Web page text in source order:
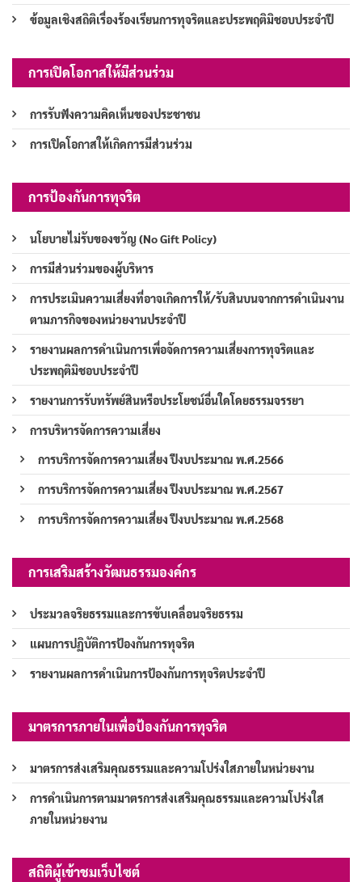
ข้อมูลเชิงสถิติเรื่องร้องเรียนการทุจริตและประพฤติมิชอบประจำปี
การเปิดโอกาสให้มีส่วนร่วม
การรับฟังความคิดเห็นของประชาชน
การเปิดโอกาสให้เกิดการมีส่วนร่วม
การป้องกันการทุจริต
นโยบายไม่รับของขวัญ (No Gift Policy)
การมีส่วนร่วมของผู้บริหาร
การประเมินความเสี่ยงที่อาจเกิดการให้/รับสินบนจากการดำเนินงาน
ตามภารกิจของหน่วยงานประจำปี
รายงานผลการดำเนินการเพื่อจัดการความเสี่ยงการทุจริตและ
ประพฤติมิชอบประจำปี
รายงานการรับทรัพย์สินหรือประโยชน์อื่นใดโดยธรรมจรรยา
การบริหารจัดการความเสี่ยง
การบริการจัดการความเสี่ยง ปีงบประมาณ พ.ศ.2566
การบริการจัดการความเสี่ยง ปีงบประมาณ พ.ศ.2567
การบริการจัดการความเสี่ยง ปีงบประมาณ พ.ศ.2568
การเสริมสร้างวัฒนธรรมองค์กร
ประมวลจริยธรรมและการขับเคลื่อนจริยธรรม
แผนการปฏิบัติการป้องกันการทุจริต
รายงานผลการดำเนินการป้องกันการทุจริตประจำปี
มาตรการภายในเพื่อป้องกันการทุจริต
มาตรการส่งเสริมคุณธรรมและความโปร่งใสภายในหน่วยงาน
การดำเนินการตามมาตรการส่งเสริมคุณธรรมและความโปร่งใส
ภายในหน่วยงาน
สถิติผู้เข้าชมเว็บไซต์